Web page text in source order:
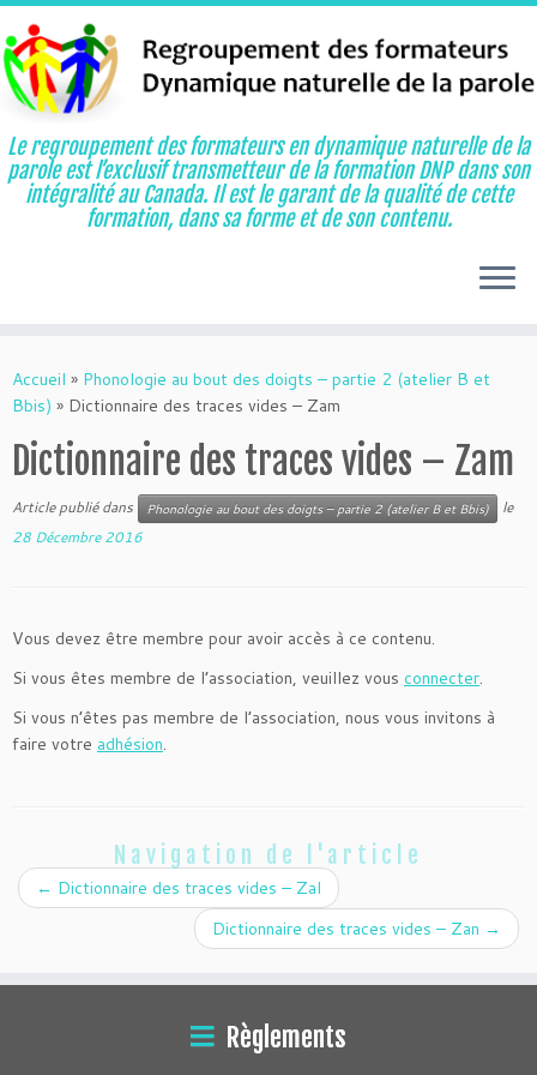
au
contenu
Le regroupement des formateurs en dynamique naturelle de la
parole est l’exclusif transmetteur de la formation DNP dans son
intégralité au Canada. Il est le garant de la qualité de cette
formation, dans sa forme et de son contenu.
Accueil » Phonologie au bout des doigts – partie 2 (atelier B et
Bbis) » Dictionnaire des traces vides – Zam
Dictionnaire des traces vides – Zam
Article publié dans Phonologie au bout des doigts – partie 2 (atelier B et Bbis)
le
28 Décembre 2016
Vous devez être membre pour avoir accès à ce contenu.
Si vous êtes membre de l’association, veuillez vous connecter.
Si vous n’êtes pas membre de l’association, nous vous invitons à
faire votre adhésion.
Navigation de l'article
← Dictionnaire des traces vides – Zal
Dictionnaire des traces vides – Zan →
Règlements